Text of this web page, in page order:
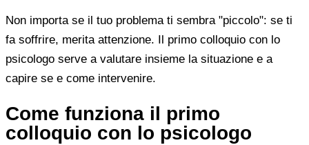
Non importa se il tuo problema ti sembra "piccolo": se ti
fa soffrire, merita attenzione. Il primo colloquio con lo
psicologo serve a valutare insieme la situazione e a
capire se e come intervenire.
Come funziona il primo
colloquio con lo psicologo